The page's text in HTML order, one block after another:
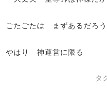
ごたごたは まずあるだろ
やはり 神運営に限る
タ